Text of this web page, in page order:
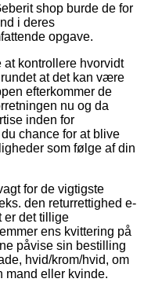
shop burde de for
i deres
opgave.
kontrollere hvorvidt
at det kan være
efterkommer de
nu og da
inden for
chance for at blive
som følge af din
for de vigtigste
den returrettighed e-
er det tillige
ens kvittering på
påvise sin bestilling
hvid/krom/hvid, om
mand eller kvinde.